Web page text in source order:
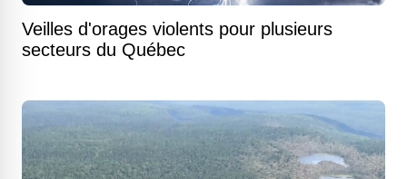
Veilles d'orages violents pour plusieurs
secteurs du Québec